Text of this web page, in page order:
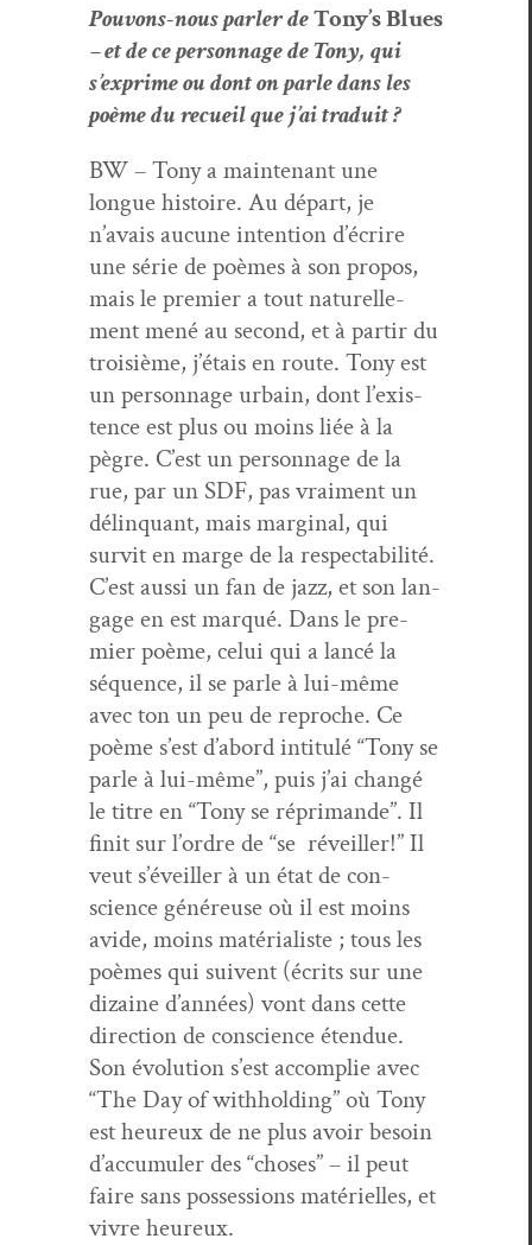
Pou­vons-nous par­ler deTony’s Blues
– et de ce per­son­nage de Tony, qui
s’ex­prime ou dont on par­le dans les
poème du recueil que j’ai traduit ?
BW – Tony a main­tenant une
longue his­toire. Au départ, je
n’avais aucune inten­tion d’écrire
une série de poèmes à son pro­pos,
mais le pre­mier a tout naturelle­
ment mené au sec­ond, et à par­tir du
troisième, j’é­tais en route. Tony est
un per­son­nage urbain, dont l’ex­is­
tence est plus ou moins liée à la
pègre. C’est un per­son­nage de la
rue, par un SDF, pas vrai­ment un
délin­quant, mais mar­gin­al, qui
survit en marge de la respectabil­ité.
C’est aus­si un fan de jazz, et son lan­
gage en est mar­qué. Dans le pre­
mier poème, celui qui a lancé la
séquence, il se par­le à lui-même
avec ton un peu de reproche. Ce
poème s’est d’abord inti­t­ulé “Tony se
par­le à lui-même”, puis j’ai changé
le titre en “Tony se rép­ri­mande”. Il
finit sur l’or­dre de “se réveiller!” Il
veut s’éveiller à un état de con­
science généreuse où il est moins
avide, moins matéri­al­iste ; tous les
poèmes qui suiv­ent (écrits sur une
dizaine d’an­nées) vont dans cette
direc­tion de con­science éten­due.
Son évo­lu­tion s’est accom­plie avec
“The Day of with­hold­ing” où Tony
est heureux de ne plus avoir besoin
d’ac­cu­muler des “choses” – il peut
faire sans pos­ses­sions matérielles, et
vivre heureux.